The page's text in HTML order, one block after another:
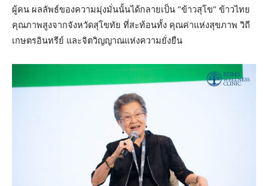
ผู้คน ผลลัพธ์ของความมุ่งมั่นนั้นได้กลายเป็น “ข้าวสุโข” ข้าวไทย
คุณภาพสูงจากจังหวัดสุโขทัย ที่สะท้อนทั้ง คุณค่าแห่งสุขภาพ วิถี
เกษตรอินทรีย์ และจิตวิญญาณแห่งความยั่งยืน